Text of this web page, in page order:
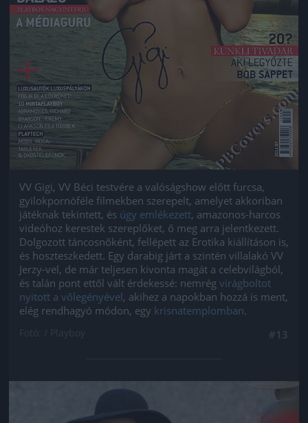
VV Gigi, VV Béci testvére a valóságshow előtt furcsa,
gyilokpornóféle filmekben szerepelt, amelyet akkoriban
játéknak tekintett, és úgy emlékezett, amazonos-harcos
videóhoz kerestek szereplőket, ő meg arra jelentkezett.
Dolgozott táncosnőként, fellépett az Erotika kiállításon is,
és hoszteszkedett. Egy darabig járt a szintén villalakó VV
Jerzy-vel, de már teljesen kivonta magát a celebvilágból,
és talán pont ettől vált érdekessé: nemrég virágboltot
nyitott a vőlegényével, akihez a napokban hozzá is ment,
elég rendhagyó módon, egy krisnatemplomban.
Jön még kép!